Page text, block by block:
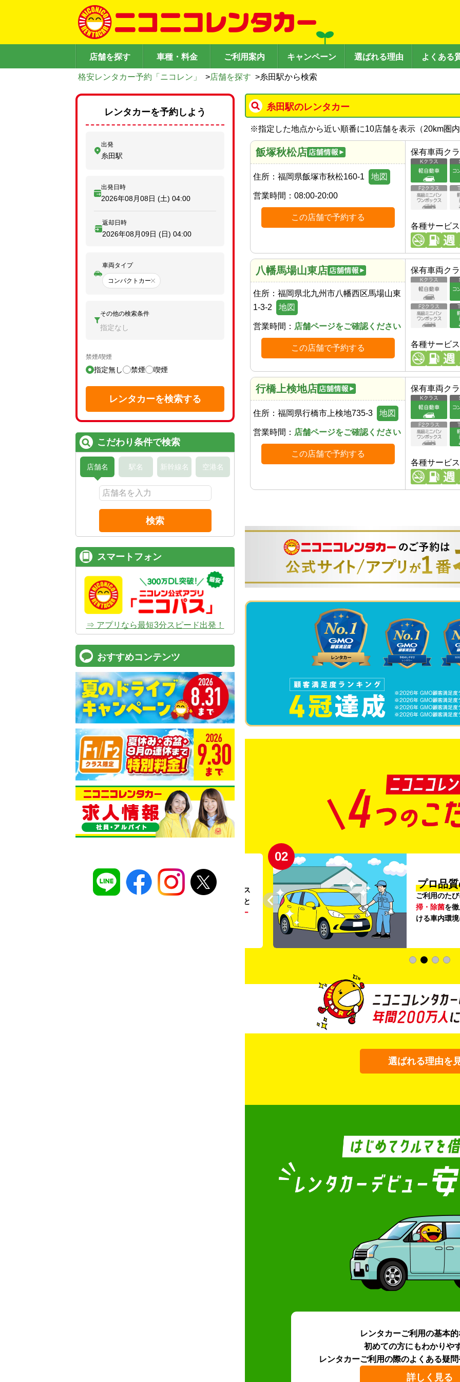
店舗を探す 車種・料金 ご利用案内 キャンペーン 選ばれる理由 よくある
格安レンタカー予約「ニコレン」 >店舗を探す >糸田駅から検索
糸田駅のレンタカー
※指定した地点から近い順番に10店舗を表示（20km圏
飯塚秋松店
住所： 福岡県飯塚市秋松160-1 地図
営業時間： 08:00-20:00
この店舗で予約する
保有車両ク
各種サービス
八幡馬場山東店
住所： 福岡県北九州市八幡西区馬場山東
1-3-2
地図
営業時間： 店舗ページをご確認ください
この店舗で予約する
保有車両ク
各種サービス
行橋上検地店
住所： 福岡県行橋市上検地735-3 地図
営業時間： 店舗ページをご確認ください
この店舗で予約する
保有車両ク
各種サービス
コスパ最強！ 12時間 2,525円〜
安さのヒミツは、ムダのない仕組み。ガソリンス
タンドや整備工場の既存インフラを活用すること
リー
02
プロ品
ご利用のた
掃・除菌を
ける車内環
選ばれる理由を
レンタカーご利用の基本
初めての方にもわかりや
レンタカーご利用の際のよくある疑問
詳しく見る
レンタカーを予約しよう
出発
糸田駅
出発日時
2026年08月08日 (土) 04:00
返却日時
2026年08月09日 (日) 04:00
車両タイプ
コンパクトカー
その他の検索条件
指定なし
禁煙/喫煙
指定無し 禁煙 喫煙
レンタカーを検索する
こだわり条件で検索
店舗名 駅名 新幹線名 空港名
検索
スマートフォン
⇒ アプリなら最短3分スピード出発！
おすすめコンテンツ